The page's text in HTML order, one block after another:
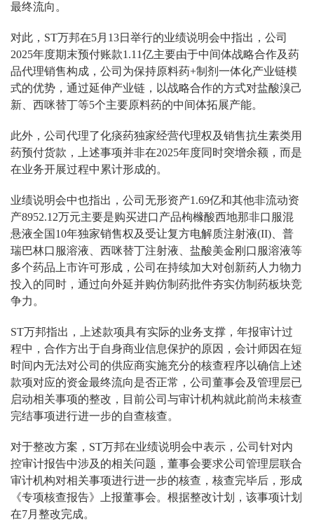
最终流向。
对此，ST万邦在5月13日举行的业绩说明会中指出，公司
2025年度期末预付账款1.11亿主要由于中间体战略合作及药
品代理销售构成，公司为保持原料药+制剂一体化产业链模
式的优势，通过延伸产业链，以战略合作的方式对盐酸溴己
新、西咪替丁等5个主要原料药的中间体拓展产能。
此外，公司代理了化痰药独家经营代理权及销售抗生素类用
药预付货款，上述事项并非在2025年度同时突增余额，而是
在业务开展过程中累计形成的。
业绩说明会中也指出，公司无形资产1.69亿和其他非流动资
产8952.12万元主要是购买进口产品枸橼酸西地那非口服混
悬液全国10年独家销售权及受让复方电解质注射液(II)、普
瑞巴林口服溶液、西咪替丁注射液、盐酸美金刚口服溶液等
多个药品上市许可形成，公司在持续加大对创新药人力物力
投入的同时，通过向外延并购仿制药批件夯实仿制药板块竞
争力。
ST万邦指出，上述款项具有实际的业务支撑，年报审计过
程中，合作方出于自身商业信息保护的原因，会计师因在短
时间内无法对公司的供应商实施充分的核查程序以确信上述
款项对应的资金最终流向是否正常，公司董事会及管理层已
启动相关事项的整改，目前公司与审计机构就此前尚未核查
完结事项进行进一步的自查核查。
对于整改方案，ST万邦在业绩说明会中表示，公司针对内
控审计报告中涉及的相关问题，董事会要求公司管理层联合
审计机构对相关事项进行进一步的核查，核查完毕后，形成
《专项核查报告》上报董事会。根据整改计划，该事项计划
在7月整改完成。